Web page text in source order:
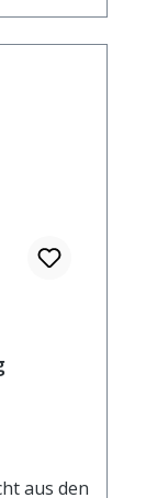
aus den